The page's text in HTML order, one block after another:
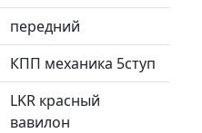
передний
КПП механика 5ступ
LKR красный
вавилон